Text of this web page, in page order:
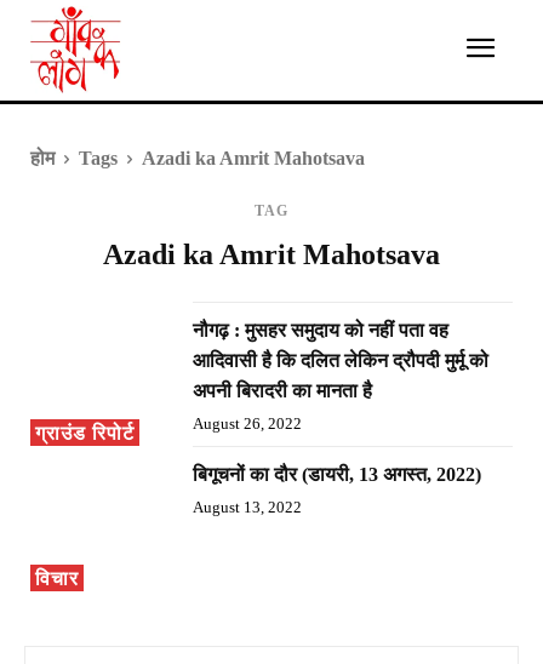
होम Tags Azadi ka Amrit Mahotsava
TAG
Azadi ka Amrit Mahotsava
ग्राउंड रिपोर्ट
नौगढ़ : मुसहर समुदाय को नहीं पता वह
आदिवासी है कि दलित लेकिन द्रौपदी मुर्मू को
अपनी बिरादरी का मानता है
August 26, 2022
विचार
बिगूचनों का दौर (डायरी, 13 अगस्त, 2022)
August 13, 2022